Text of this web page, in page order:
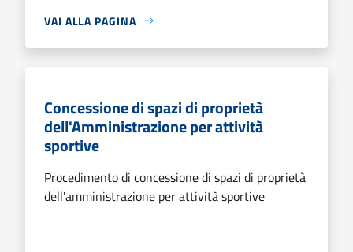
VAI ALLA PAGINA
Concessione di spazi di proprietà
dell'Amministrazione per attività
sportive
Procedimento di concessione di spazi di proprietà
dell'amministrazione per attività sportive